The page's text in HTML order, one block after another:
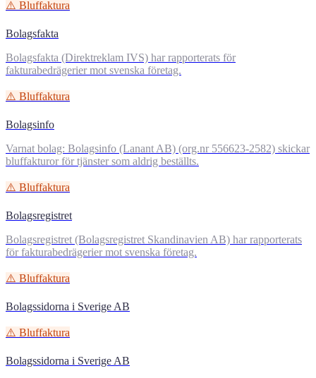
⚠️ Bluffaktura
Bolagsfakta
Bolagsfakta (Direktreklam IVS) har rapporterats för
fakturabedrägerier mot svenska företag.
⚠️ Bluffaktura
Bolagsinfo
Varnat bolag: Bolagsinfo (Lanant AB) (org.nr 556623-2582) skickar
bluffakturor för tjänster som aldrig beställts.
⚠️ Bluffaktura
Bolagsregistret
Bolagsregistret (Bolagsregistret Skandinavien AB) har rapporterats
för fakturabedrägerier mot svenska företag.
⚠️ Bluffaktura
Bolagssidorna i Sverige AB
⚠️ Bluffaktura
Bolagssidorna i Sverige AB